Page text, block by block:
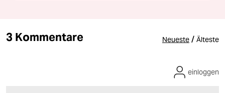
3 Kommentare Neueste / Älteste
einloggen